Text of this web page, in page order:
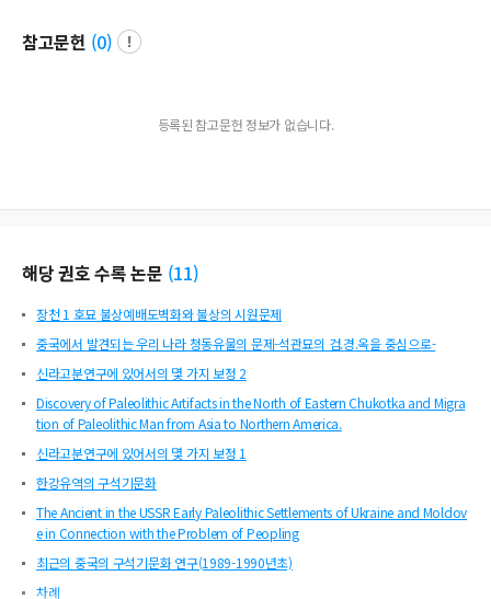
참고문헌 (0)
등록된 참고문헌 정보가 없습니다.
해당 권호 수록 논문 (11)
장천 1 호묘 불상예배도벽화와 불상의 시원문제
중국에서 발견되는 우리 나라 청동유물의 문제-석관묘의 검.경.옥을 중심으로-
신라고분연구에 있어서의 몇 가지 보정 2
Discovery of Paleolithic Artifacts in the North of Eastern Chukotka and Migra
tion of Paleolithic Man from Asia to Northern America.
신라고분연구에 있어서의 몇 가지 보정 1
한강유역의 구석기문화
The Ancient in the USSR Early Paleolithic Settlements of Ukraine and Moldov
e in Connection with the Problem of Peopling
최근의 중국의 구석기문화 연구(1989-1990년초)
차례